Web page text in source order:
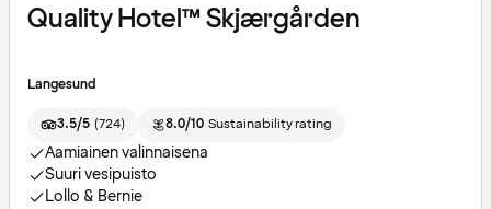
Quality Hotel™ Skjærgården
Langesund
3.5/5 (724) 8.0/10 Sustainability rating
Aamiainen valinnaisena
Suuri vesipuisto
Lollo & Bernie